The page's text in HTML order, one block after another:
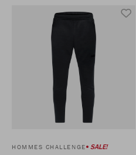
HOMMES CHALLENGE SALE!